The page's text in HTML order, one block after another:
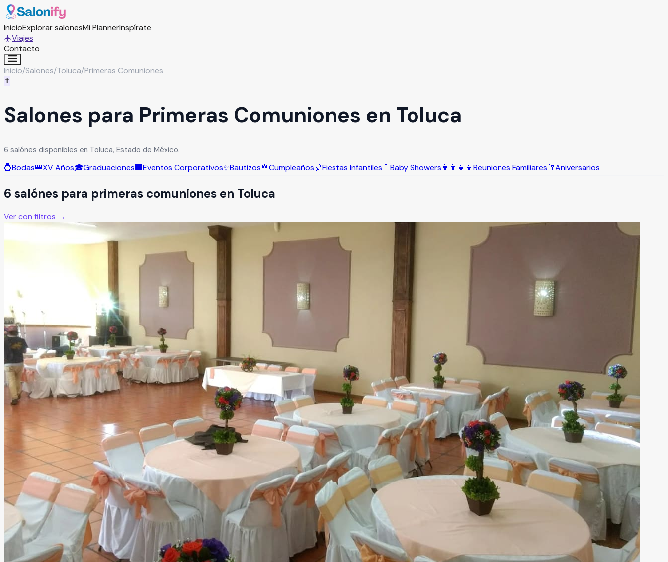
InicioExplorar salonesMi PlannerInspírate
Viajes
Contacto
Inicio/Salones/Toluca/Primeras Comuniones
✝️
Salones para Primeras Comuniones en Toluca
6 salónes disponibles en Toluca, Estado de México.
💍Bodas👑XV Años🎓Graduaciones🏢Eventos Corporativos✨Bautizos🎂Cumpleaños🎈Fiestas Infantiles 🍼 Baby Showers 👨‍👩‍👧‍👦 Reuniones Familiares🥂Aniversarios
6 salónes para primeras comuniones en Toluca
Ver con filtros →